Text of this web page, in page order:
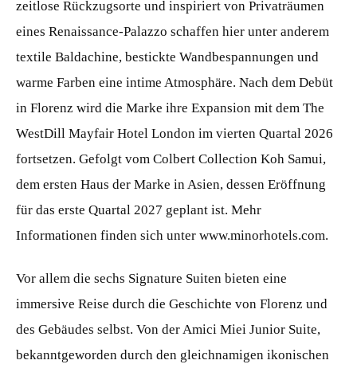
zeitlose Rückzugsorte und inspiriert von Privaträumen
eines Renaissance-Palazzo schaffen hier unter anderem
textile Baldachine, bestickte Wandbespannungen und
warme Farben eine intime Atmosphäre. Nach dem Debüt
in Florenz wird die Marke ihre Expansion mit dem The
WestDill Mayfair Hotel London im vierten Quartal 2026
fortsetzen. Gefolgt vom Colbert Collection Koh Samui,
dem ersten Haus der Marke in Asien, dessen Eröffnung
für das erste Quartal 2027 geplant ist. Mehr
Informationen finden sich unter www.minorhotels.com.
Vor allem die sechs Signature Suiten bieten eine
immersive Reise durch die Geschichte von Florenz und
des Gebäudes selbst. Von der Amici Miei Junior Suite,
bekanntgeworden durch den gleichnamigen ikonischen